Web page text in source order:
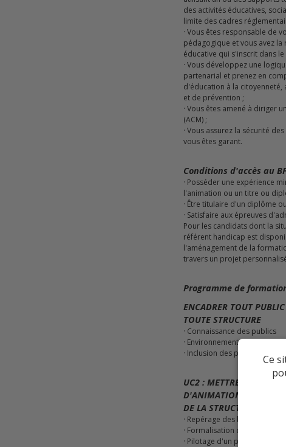
des activités éducatives,
limite des cadres
· Vous êtes responsable de votre action au plan
pédagogique et vous avez
éducative qui s'inscrit dans
· Vous développez une logique de travail collectif et
partenarial et prenez en
d'éducation à la
et de prévention ;
· Vous êtes amené à diriger un accueil collectif de mineurs
(ACM) ;
· Vous assurez la sécurité des tiers et des publics dont
vous êtes garant.
Conditions d'accès au
· Posséder une expérience minimum de 200 heures dans
l'animation ou un titre ou
· Être titulaire d'un diplôme
· Satisfaire aux épreuves
Pour les candidats dont la
référent handicap est
l'aménagement de la
travers un projet
Programme de
ENCADRER TOUT
TOUTE STRUCTURE
· Connaissance des publics
· Environnement
· Inclusion des personnes
UC2 : METTRE EN ŒUVRE
D'ANIMATION
DE LA STRUCTURE
· Repérage des besoins et
· Formalisation d'un projet
· Pilotage d'un projet d'action
Ce